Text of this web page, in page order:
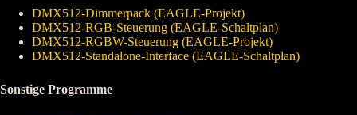
DMX512-Dimmerpack (EAGLE-Projekt)
DMX512-RGB-Steuerung (EAGLE-Schaltplan)
DMX512-RGBW-Steuerung (EAGLE-Projekt)
DMX512-Standalone-Interface (EAGLE-Schaltplan)
Sonstige Programme